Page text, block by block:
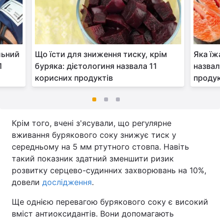
Що їсти для зниження тиску, крім
буряка: дієтологиня назвала 11
корисних продуктів
Яка
Крім того, вчені з'ясували, що регулярне
вживання бурякового соку знижує тиск у
середньому на 5 мм ртутного стовпа. Навіть
такий показник здатний зменшити ризик
розвитку серцево-судинних захворювань на 10%,
довели дослідження.
Ще однією перевагою бурякового соку є високий
вміст антиоксидантів. Вони допомагають